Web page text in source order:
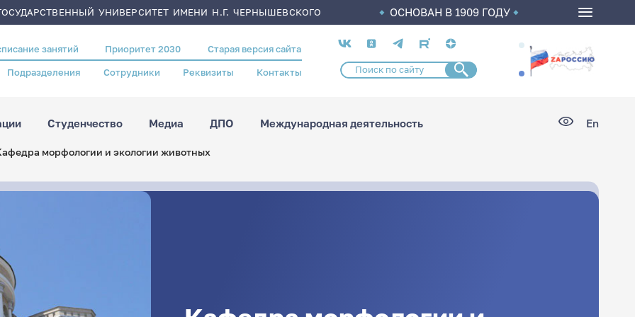
УНИВЕРСИТЕТ ИМЕНИ Н.Г. ЧЕРНЫШЕВСКОГО ОСНОВАН В 1909 ГОДУ
занятий Приоритет 2030 Старая версия сайта
Подразделения Сотрудники Реквизиты Контакты
Социальные
сети
Студенчество Медиа ДПО Международная деятельность En
морфологии и экологии животных